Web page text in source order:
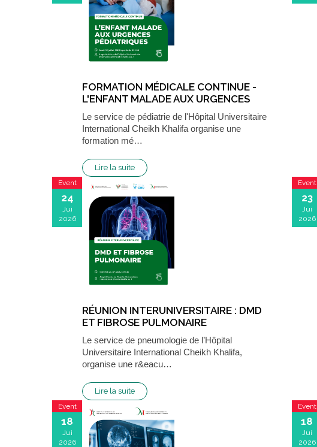
FORMATION MÉDICALE CONTINUE -
L'ENFANT MALADE AUX URGENCES
PÉDIATRIQUES
Le service de pédiatrie de l'Hôpital Universitaire
International Cheikh Khalifa organise une
formation mé…
Lire la suite
Event
24
Jui
2026
RÉUNION INTERUNIVERSITAIRE : DMD
ET FIBROSE PULMONAIRE
Le service de pneumologie de l’Hôpital
Universitaire International Cheikh Khalifa,
organise une r&eacu…
Lire la suite
Event
23
Jui
2026
Event
18
Jui
2026
Event
18
Jui
2026